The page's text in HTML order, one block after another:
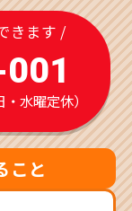
きます /
水曜定休）
こと